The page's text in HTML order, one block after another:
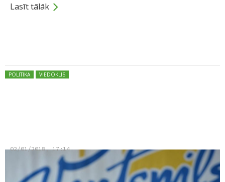
Lasīt tālāk
Posted in:
POLITIKA VIEDOKLIS
02/01/2018, 17:14